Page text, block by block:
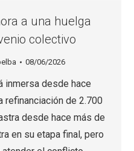
a una huelga
colectivo
08/06/2026
inmersa desde hace
refinanciación de 2.700
desde hace más de
en su etapa final, pero